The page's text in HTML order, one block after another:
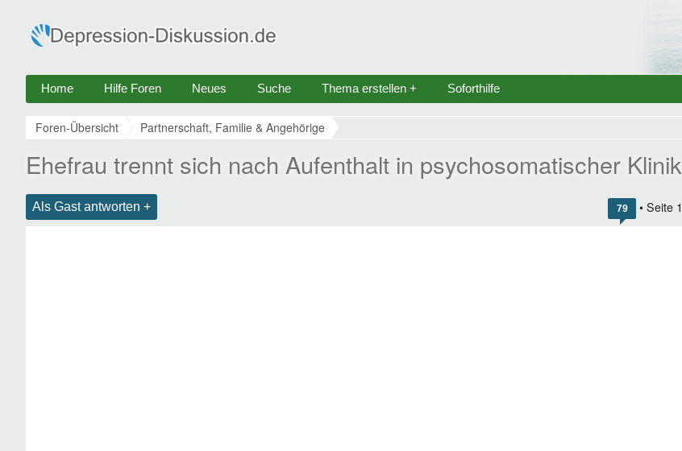
Home Hilfe Foren Neues Suche Thema erstellen + Soforthilfe
Foren-Übersicht Partnerschaft, Familie & Angehörige
Ehefrau trennt sich nach Aufenthalt in psychosomatischer Klinik
Als Gast antworten + 79 • Seite 1